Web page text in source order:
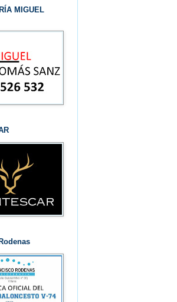
MIGUEL